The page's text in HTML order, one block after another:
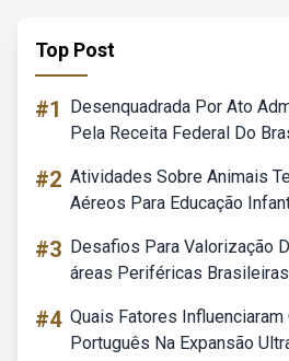
Top Post
#1
Desenquadrada Por Ato
Pela Receita Federal Do
#2 Atividades Sobre Animais
Aéreos Para Educação
#3 Desafios Para Valorização
áreas Periféricas Brasileiras
#4 Quais Fatores
Português Na Expansão